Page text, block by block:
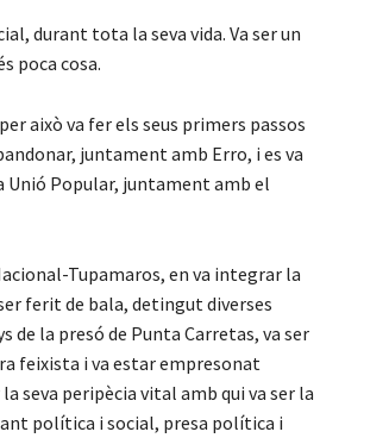
durant tota la seva vida. Va ser un
poca cosa.
això va fer els seus primers passos
juntament amb Erro, i es va
Unió Popular, juntament amb el
Tupamaros, en va integrar la
ferit de bala, detingut diverses
de la presó de Punta Carretas, va ser
feixista i va estar empresonat
seva peripècia vital amb qui va ser la
política i social, presa política i